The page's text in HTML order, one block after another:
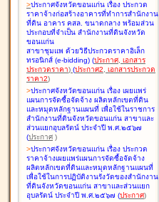
>ประกาศจังหวัดขอนแก่น เรื่อง ประกวด
ราคาจ้างก่อสร้างอาคารที่ทำการสำนักงาน
ที่ดิน อาคาร คสล. ขนาดกลาง พร้อมส่วน
ประกอบที่จำเป็น สำนักงานที่ดินจังหวัด
ขอนแก่น
สาขาชุมแพ ด้วยวิธีประกวดราคาอิเล็ก
ทรอนิกส์ (e-bidding) (ประกาศ, เอกสาร
ประกวดราคา) (ประกาศ2, เอกสารประกวด
ราคา2)
>ประกาศจังหวัดขอนแก่น เรื่อง เผยแพร่
แผนการจัดซื้อจัดจ้าง ผลิตหลักเขตที่ดิน
และหมุดหลักฐานแผนที่ เพื่อใช้ในราชการ
สำนักงานที่ดินจังหวัดขอนแก่น สาขาและ
ส่วนแยกอุบลรัตน์ ประจำปี พ.ศ.๒๕๖๗
(ประกาศ )
>ประกาศจังหวัดขอนแก่น เรื่อง ประกวด
ราคาจ้างเผยแพร่แผนการจัดซื้อจัดจ้าง
ผลิตหลักเขตที่ดินและหมุดหลักฐานแผนที่
เพื่อใช้ในการปฏิบัติงานรังวัดของสำนักงาน
ที่ดินจังหวัดขอนแก่น สาขาและส่วนแยก
อุบลรัตน์ ประจำปี พ.ศ.๒๕๖๗ (ประกาศ)